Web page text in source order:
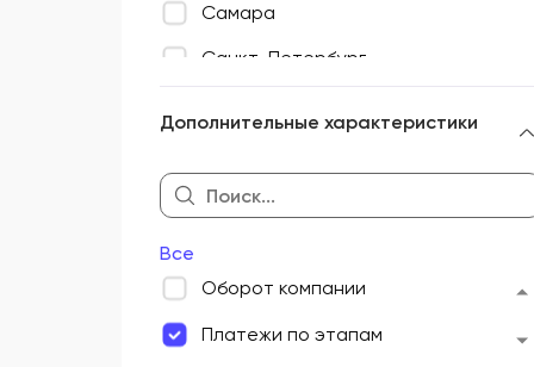
Самара
Санкт-Петербург
Дополнительные характеристики
Все
Оборот компании
Платежи по этапам